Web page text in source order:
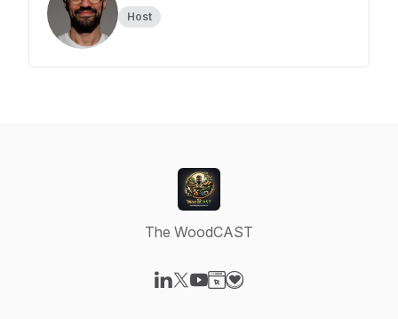
Host
The WoodCAST